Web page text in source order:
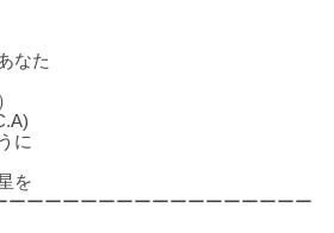
なた
に
を
ーーーーーーーーーーーーーーーー